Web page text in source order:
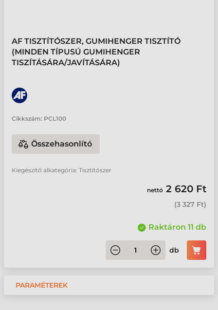
AF TISZTÍTÓSZER, GUMIHENGER TISZTÍTÓ
(MINDEN TÍPUSÚ GUMIHENGER
TISZÍTÁSÁRA/JAVÍTÁSÁRA)
Cikkszám: PCL100
Összehasonlító
Kiegészítő alkategória: Tisztítószer
nettó 2 620 Ft
(3 327 Ft)
Raktáron 11 db
db
PARAMÉTEREK